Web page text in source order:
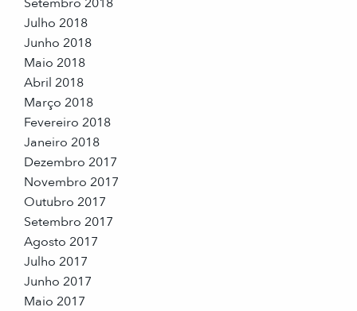
Julho 2018
Junho 2018
Maio 2018
Abril 2018
Março 2018
Fevereiro 2018
Janeiro 2018
Dezembro 2017
Novembro 2017
Outubro 2017
Setembro 2017
Agosto 2017
Julho 2017
Junho 2017
Maio 2017